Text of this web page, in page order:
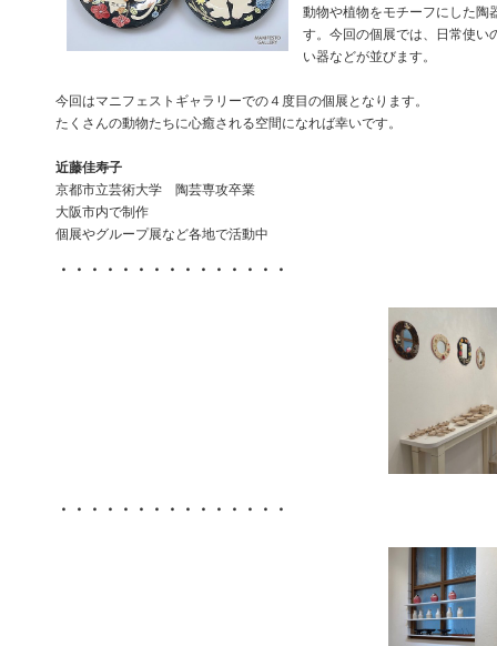
動物や植物をモチーフにした陶
す。今回の個展では、日常使い
い器などが並びます。
今回はマニフェストギャラリーでの４度目の個展となります。
たくさんの動物たちに心癒される空間になれば幸いです。
近藤佳寿子
京都市立芸術大学 陶芸専攻卒業
大阪市内で制作
個展やグループ展など各地で活動中
・・・・・・・・・・・・・・・
・・・・・・・・・・・・・・・